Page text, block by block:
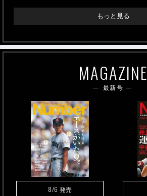
もっと見る
MAGAZINE
最新号
8/6 発売